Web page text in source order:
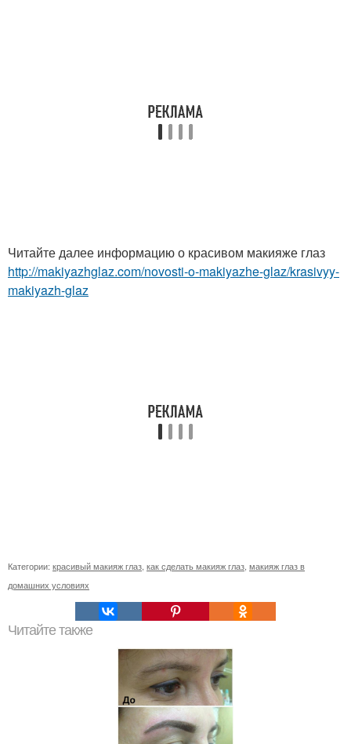
Читайте далее информацию о красивом макияже глаз
http://makiyazhglaz.com/novosti-o-makiyazhe-glaz/krasivyy-
makiyazh-glaz
Категории: красивый макияж глаз как сделать макияж глаз макияж глаз в
домашних условиях
Читайте также